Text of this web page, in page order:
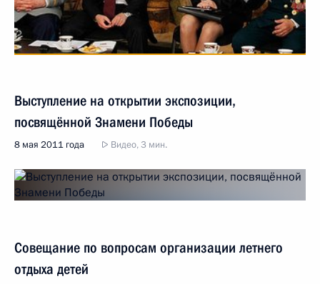
Выступление на открытии экспозиции,
посвящённой Знамени Победы
8 мая 2011 года Видео, 3 мин.
Совещание по вопросам организации летнего
отдыха детей